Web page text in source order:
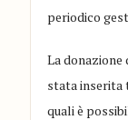
periodico
La donazione
stata inserita
quali è